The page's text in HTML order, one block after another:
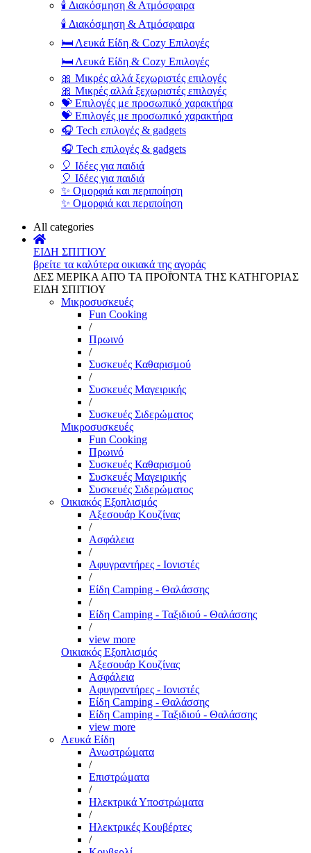
🕯️ Διακόσμηση & Ατμόσφαιρα
🕯️ Διακόσμηση & Ατμόσφαιρα
🛏️ Λευκά Είδη & Cozy Επιλογές
🛏️ Λευκά Είδη & Cozy Επιλογές
🎀 Μικρές αλλά ξεχωριστές επιλογές
🎀 Μικρές αλλά ξεχωριστές επιλογές
💝 Επιλογές με προσωπικό χαρακτήρα
💝 Επιλογές με προσωπικό χαρακτήρα
🎧 Tech επιλογές & gadgets
🎧 Tech επιλογές & gadgets
🎈 Ιδέες για παιδιά
🎈 Ιδέες για παιδιά
✨ Ομορφιά και περιποίηση
✨ Ομορφιά και περιποίηση
All categories
ΕΙΔΗ ΣΠΙΤΙΟΥ
βρείτε τα καλύτερα οικιακά της αγοράς
ΔΕΣ ΜΕΡΙΚΑ ΑΠΌ ΤΑ ΠΡΟΪΌΝΤΑ ΤΗΣ ΚΑΤΗΓΟΡΙΑΣ
ΕΙΔΗ ΣΠΙΤΙΟΥ
Μικροσυσκευές
Fun Cooking
/
Πρωινό
/
Συσκευές Καθαρισμού
/
Συσκευές Μαγειρικής
/
Συσκευές Σιδερώματος
Μικροσυσκευές
Fun Cooking
Πρωινό
Συσκευές Καθαρισμού
Συσκευές Μαγειρικής
Συσκευές Σιδερώματος
Οικιακός Εξοπλισμός
Αξεσουάρ Κουζίνας
/
Ασφάλεια
/
Αφυγραντήρες - Ιονιστές
/
Είδη Camping - Θαλάσσης
/
Είδη Camping - Ταξιδιού - Θαλάσσης
/
view more
Οικιακός Εξοπλισμός
Αξεσουάρ Κουζίνας
Ασφάλεια
Αφυγραντήρες - Ιονιστές
Είδη Camping - Θαλάσσης
Είδη Camping - Ταξιδιού - Θαλάσσης
view more
Λευκά Είδη
Ανωστρώματα
/
Επιστρώματα
/
Ηλεκτρικά Υποστρώματα
/
Ηλεκτρικές Κουβέρτες
/